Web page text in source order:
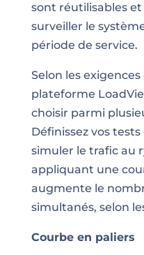
sont réutilisables
surveiller le
période de service.
Selon les
plateforme
choisir parmi
Définissez vos
simuler le trafic au
appliquant une
augmente le
simultanés, selon
Courbe en paliers